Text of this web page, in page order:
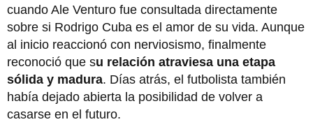
cuando Ale Venturo fue consultada directamente
sobre si Rodrigo Cuba es el amor de su vida. Aunque
al inicio reaccionó con nerviosismo, finalmente
reconoció que su relación atraviesa una etapa
sólida y madura. Días atrás, el futbolista también
había dejado abierta la posibilidad de volver a
casarse en el futuro.